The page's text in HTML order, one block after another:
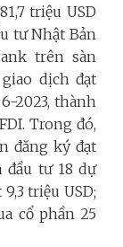
triệu USD
tư Nhật Bản
trên sàn
dịch đạt
2023, thành
Trong đó,
đăng ký đạt
đầu tư 18 dự
triệu USD;
cổ phần 25